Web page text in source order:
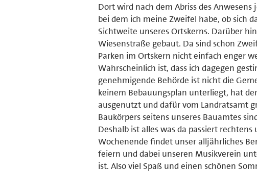
Dort wird nach dem Abriss des
bei dem ich meine Zweifel habe, ob sich
Sichtweite unseres Ortskerns. Darüber
Wiesenstraße gebaut. Da sind schon
Parken im Ortskern nicht einfach enger
Wahrscheinlich ist, dass ich dagegen
genehmigende Behörde ist nicht die
keinem Bebauungsplan unterliegt, hat
ausgenutzt und dafür vom Landratsamt
Baukörpers seitens unseres Bauamtes
Deshalb ist alles was da passiert
Wochenende findet unser alljährliches
feiern und dabei unseren Musikverein
ist. Also viel Spaß und einen schönen